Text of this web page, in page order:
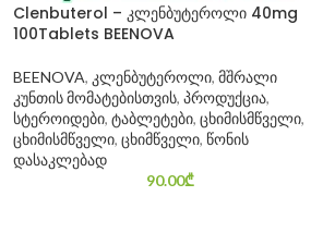
Clenbuterol – კლენბუტეროლი 40mg
100Tablets BEENOVA
BEENOVA, კლენბუტეროლი, მშრალი
კუნთის მომატებისთვის, პროდუქცია,
სტეროიდები, ტაბლეტები, ცხიმისმწველი,
ცხიმისმწველი, ცხიმწველი, წონის
დასაკლებად
90.00₾